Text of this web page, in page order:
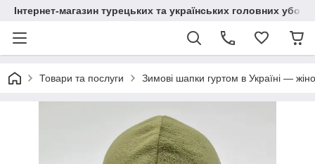
Інтернет-магазин турецьких та українських головних
Товари та послуги Зимові шапки гуртом в Україні —